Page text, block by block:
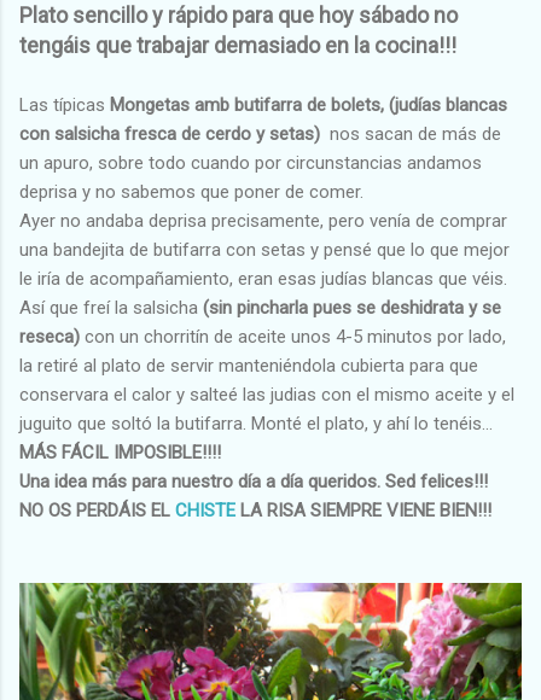
Plato sencillo y rápido para que hoy sábado no
tengáis que trabajar demasiado en la cocina!!!
Las típicas Mongetas amb butifarra de bolets, (judías blancas
con salsicha fresca de cerdo y setas) nos sacan de más de
un apuro, sobre todo cuando por circunstancias andamos
deprisa y no sabemos que poner de comer.
Ayer no andaba deprisa precisamente, pero venía de comprar
una bandejita de butifarra con setas y pensé que lo que mejor
le iría de acompañamiento, eran esas judías blancas que véis.
Así que freí la salsicha (sin pincharla pues se deshidrata y se
reseca) con un chorritín de aceite unos 4-5 minutos por lado,
la retiré al plato de servir manteniéndola cubierta para que
conservara el calor y salteé las judias con el mismo aceite y el
juguito que soltó la butifarra. Monté el plato, y ahí lo tenéis...
MÁS FÁCIL IMPOSIBLE!!!!
Una idea más para nuestro día a día queridos. Sed felices!!!
NO OS PERDÁIS EL CHISTE LA RISA SIEMPRE VIENE BIEN!!!